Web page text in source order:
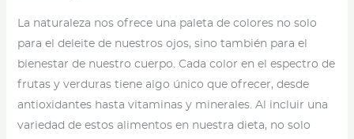
La naturaleza nos ofrece una paleta de colores no solo
para el deleite de nuestros ojos, sino también para el
bienestar de nuestro cuerpo. Cada color en el espectro de
frutas y verduras tiene algo único que ofrecer, desde
antioxidantes hasta vitaminas y minerales. Al incluir una
variedad de estos alimentos en nuestra dieta, no solo